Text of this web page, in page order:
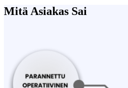
Mitä Asiakas Sai